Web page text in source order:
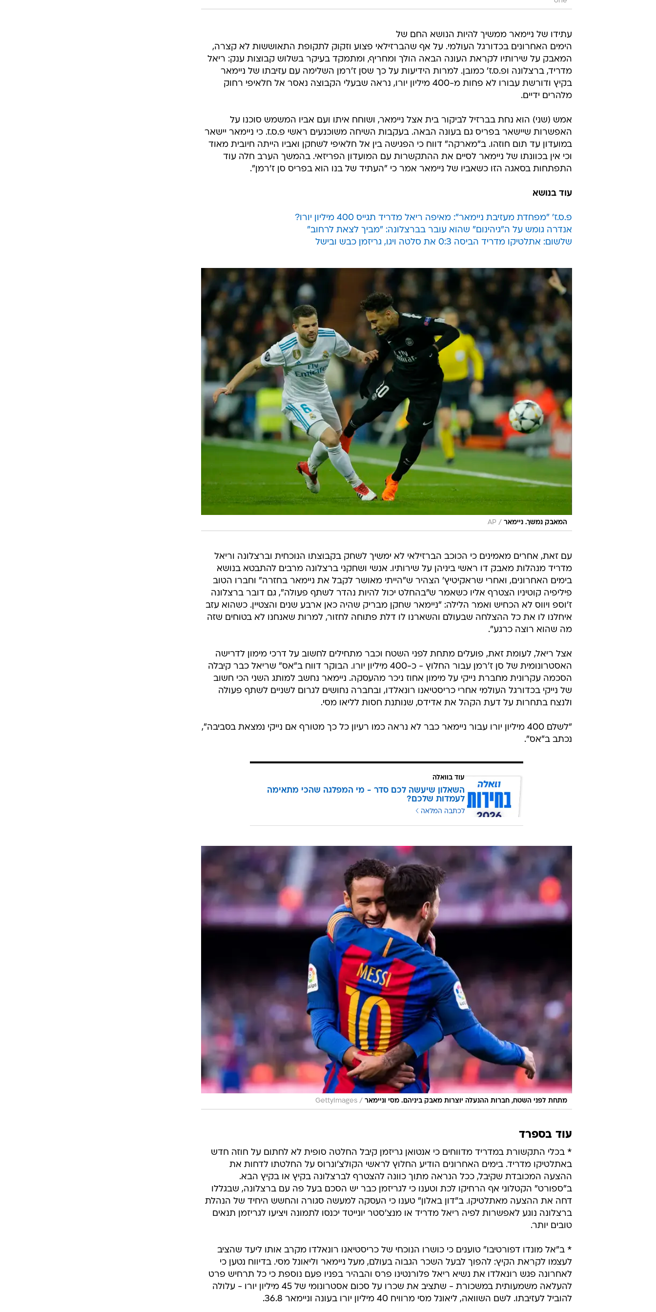
עתידו של ניימאר ממשיך להיות הנושא החם של
הימים האחרונים בכדורגל העולמי. על אף שהברזילאי פצוע וזקוק לתקופת התאוששות לא קצרה,
המאבק על שירותיו לקראת העונה הבאה הולך ומחריף, ומתמקד בעיקר בשלוש קבוצות ענק: ריאל
מדריד, ברצלונה ופ.ס.ז' כמובן. למרות הידיעות על כך שסן ז'רמן השלימה עם עזיבתו של ניימאר
בקיץ ודורשת עבורו לא פחות מ-400 מיליון יורו, נראה שבעלי הקבוצה נאסר אל חלאיפי רחוק
מלהרים ידיים.
אמש (שני) הוא נחת בברזיל לביקור בית אצל ניימאר, ושוחח איתו ועם אביו המשמש סוכנו על
האפשרות שיישאר בפריס גם בעונה הבאה. בעקבות השיחה משוכנעים ראשי פ.ס.ז. כי ניימאר יישאר
במועדון עד תום חוזהו. ב"מארקה" דווח כי הפגישה בין אל חלאיפי לשחקן ואביו הייתה חיובית מאוד
וכי אין בכוונתו של ניימאר לסיים את ההתקשרות עם המועדון הפריזאי. בהמשך הערב חלה עוד
התפתחות בסאגה הזו כשאביו של ניימאר אמר כי "העתיד של בנו הוא בפריס סן ז'רמן".
עוד בנושא
פ.ס.ז' "מפחדת מעזיבת ניימאר": מאיפה ריאל מדריד תגייס 400 מיליון יורו?
אנדרה גומש על ה"גיהינום" שהוא עובר בברצלונה: "מביך לצאת לרחוב"
שלשום: אתלטיקו מדריד הביסה 0:3 את סלטה ויגו, גריזמן כבש ובישל
המאבק נמשך. ניימאר /
AP
עם זאת, אחרים מאמינים כי הכוכב הברזילאי לא ימשיך לשחק בקבוצתו הנוכחית וברצלונה וריאל
מדריד מנהלות מאבק דו ראשי ביניהן על שירותיו. אנשי ושחקני ברצלונה מרבים להתבטא בנושא
בימים האחרונים, ואחרי שראקיטיץ' הצהיר ש"הייתי מאושר לקבל את ניימאר בחזרה" וחברו הטוב
פיליפיה קוטיניו הצטרף אליו כשאמר ש"בהחלט יכול להיות נהדר לשתף פעולה", גם דובר ברצלונה
ז'וספ ויווס לא הכחיש ואמר הלילה: "ניימאר שחקן מבריק שהיה כאן ארבע שנים והצטיין. כשהוא עזב
איחלנו לו את כל ההצלחה שבעולם והשארנו לו דלת פתוחה לחזור, למרות שאנחנו לא בטוחים שזה
מה שהוא רוצה כרגע".
אצל ריאל, לעומת זאת, פועלים מתחת לפני השטח וכבר מתחילים לחשוב על דרכי מימון לדרישה
האסטרונומית של סן ז'רמן עבור החלוץ - כ-400 מיליון יורו. הבוקר דווח ב"אס" שריאל כבר קיבלה
הסכמה עקרונית מחברת נייקי על מימון אחוז ניכר מהעסקה. ניימאר נחשב למותג השני הכי חשוב
של נייקי בכדורגל העולמי אחרי כריסטיאנו רונאלדו, ובחברה נחושים לגרום לשניים לשתף פעולה
ולנצח בתחרות על דעת הקהל את אדידס, שנותנת חסות לליאו מסי.
"לשלם 400 מיליון יורו עבור ניימאר כבר לא נראה כמו רעיון כל כך מטורף אם נייקי נמצאת בסביבה",
נכתב ב"אס".
עוד בוואלה
השאלון שיעשה לכם סדר - מי המפלגה שהכי מתאימה
לעמדות שלכם?
לכתבה המלאה
מתחת לפני השטח, חברות ההנעלה יוצרות מאבק ביניהם. מסי וניימאר /
GettyImages
עוד בספרד
* בכלי התקשורת במדריד מדווחים כי אנטואן גריזמן קיבל החלטה סופית לא לחתום על חוזה חדש
באתלטיקו מדריד. בימים האחרונים הודיע החלוץ לראשי הקולצ'ונרוס על החלטתו לדחות את
ההצעה המכובדת שקיבל, ככל הנראה מתוך כוונה להצטרף לברצלונה בקיץ או בקיץ הבא.
ב"ספורט" הקטלוני אף הרחיקו לכת וטענו כי לגריזמן כבר יש הסכם בעל פה עם ברצלונה, שבגללו
דחה את ההצעה מאתלטיקו. ב"דון באלון" טענו כי העסקה למעשה סגורה והחשש היחיד של הנהלת
ברצלונה נוגע לאפשרות לפיה ריאל מדריד או מנצ'סטר יונייטד יכנסו לתמונה ויציעו לגריזמן תנאים
טובים יותר.
* ב"אל מונדו דפורטיבו" טוענים כי כושרו הנוכחי של כריסטיאנו רונאלדו מקרב אותו ליעד שהציב
לעצמו לקראת הקיץ: להפוך לבעל השכר הגבוה בעולם, מעל ניימאר וליאונל מסי. בדיווח נטען כי
לאחרונה פגש רונאלדו את נשיא ריאל פלורנטינו פרס והבהיר בפניו פעם נוספת כי כל תרחיש פרט
להעלאה משמעותית במשכורת - שתציב את שכרו על סכום אסטרונומי של 45 מיליון יורו - עלולה
להוביל לעזיבתו. לשם השוואה, ליאונל מסי מרוויח 40 מיליון יורו בעונה וניימאר 36.8.